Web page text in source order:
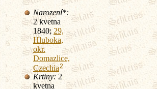
Narození*:
2 kvetna
1840; 29,
Hluboka,
okr.
Domazlice,
Czechia2
Krtiny: 2
kvetna